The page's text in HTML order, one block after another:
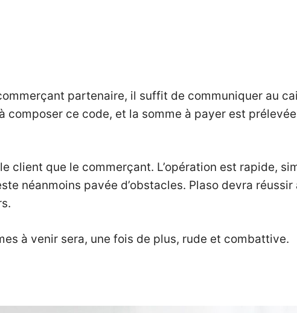
partenaire, il suffit de communiquer au
composer ce code, et la somme à payer est
que le commerçant. L’opération est rapide,
néanmoins pavée d’obstacles. Plaso devra réussir
à venir sera, une fois de plus, rude et combattive.